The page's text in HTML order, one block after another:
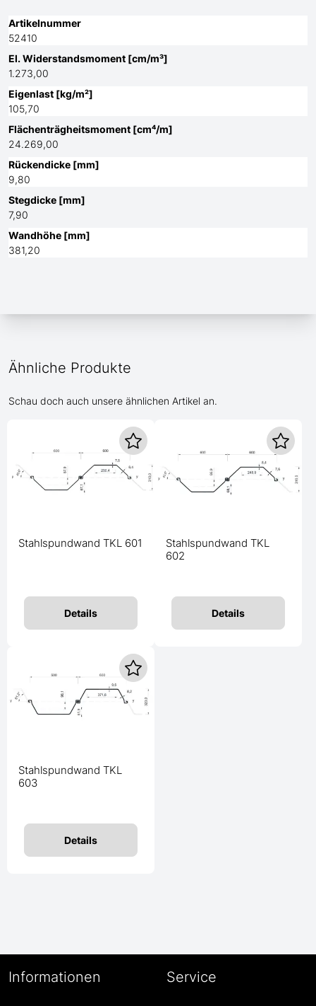
Artikelnummer
52410
El. Widerstandsmoment [cm/m³]
1.273,00
Eigenlast [kg/m²]
105,70
Flächenträgheitsmoment [cm⁴/m]
24.269,00
Rückendicke [mm]
9,80
Stegdicke [mm]
7,90
Wandhöhe [mm]
381,20
Ähnliche Produkte
Schau doch auch unsere ähnlichen Artikel an.
Stahlspundwand TKL 601
Details
Stahlspundwand TKL
602
Details
Stahlspundwand TKL
603
Details
Informationen Service